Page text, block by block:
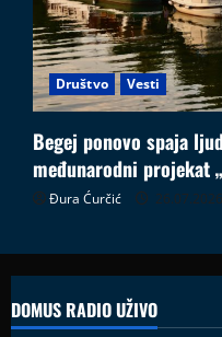
Društvo Vesti
Begej ponovo spaja
međunarodni projekat
Đura Ćurčić 26.07.2026
DOMUS RADIO UŽIVO